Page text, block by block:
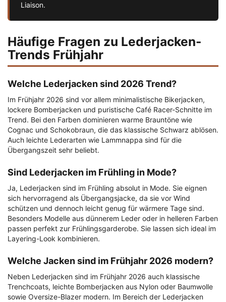
Liaison.
Häufige Fragen zu Lederjacken-
Trends Frühjahr
Welche Lederjacken sind 2026 Trend?
Im Frühjahr 2026 sind vor allem minimalistische Bikerjacken,
lockere Bomberjacken und puristische Café Racer-Schnitte im
Trend. Bei den Farben dominieren warme Brauntöne wie
Cognac und Schokobraun, die das klassische Schwarz ablösen.
Auch leichte Lederarten wie Lammnappa sind für die
Übergangszeit sehr beliebt.
Sind Lederjacken im Frühling in Mode?
Ja, Lederjacken sind im Frühling absolut in Mode. Sie eignen
sich hervorragend als Übergangsjacke, da sie vor Wind
schützen und dennoch leicht genug für wärmere Tage sind.
Besonders Modelle aus dünnerem Leder oder in helleren Farben
passen perfekt zur Frühlingsgarderobe. Sie lassen sich ideal im
Layering-Look kombinieren.
Welche Jacken sind im Frühjahr 2026 modern?
Neben Lederjacken sind im Frühjahr 2026 auch klassische
Trenchcoats, leichte Bomberjacken aus Nylon oder Baumwolle
sowie Oversize-Blazer modern. Im Bereich der Lederjacken